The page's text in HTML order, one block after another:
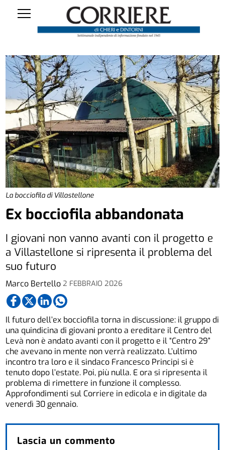
La bocciofila di Villastellone
Marco Bertello 2 FEBBRAIO 2026
Ex bocciofila abbandonata
I giovani non vanno avanti con il progetto e
a Villastellone si ripresenta il problema del
suo futuro
Il futuro dell’ex bocciofila torna in discussione: il gruppo di
una quindicina di giovani pronto a ereditare il Centro del
Levà non è andato avanti con il progetto e il “Centro 29”
che avevano in mente non verrà realizzato. L’ultimo
incontro tra loro e il sindaco Francesco Principi si è
tenuto dopo l’estate. Poi, più nulla. E ora si ripresenta il
problema di rimettere in funzione il complesso.
Approfondimenti sul Corriere in edicola e in digitale da
venerdì 30 gennaio.
Lascia un commento